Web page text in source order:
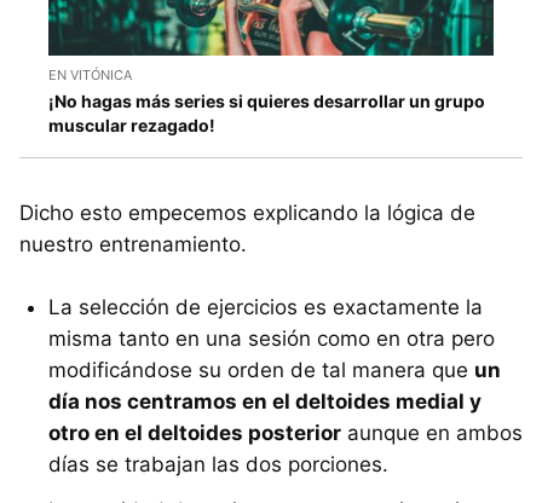
EN VITÓNICA
¡No hagas más series si quieres desarrollar un grupo
muscular rezagado!
Dicho esto empecemos explicando la lógica de
nuestro entrenamiento.
La selección de ejercicios es exactamente la
misma tanto en una sesión como en otra pero
modificándose su orden de tal manera que un
día nos centramos en el deltoides medial y
otro en el deltoides posterior aunque en ambos
días se trabajan las dos porciones.